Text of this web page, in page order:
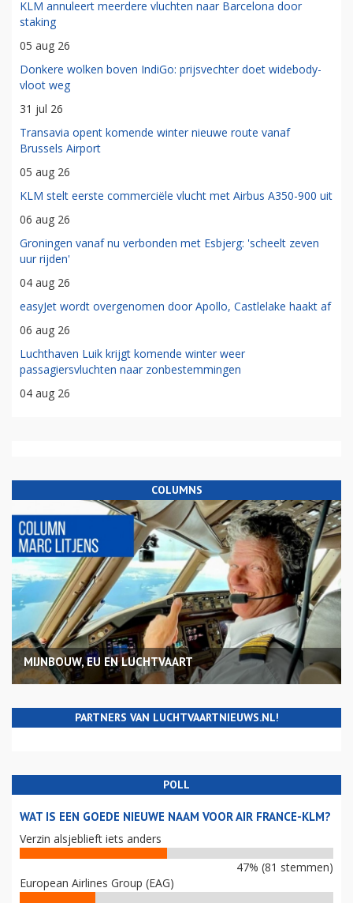
KLM annuleert meerdere vluchten naar Barcelona door
staking
05 aug 26
Donkere wolken boven IndiGo: prijsvechter doet widebody-
vloot weg
31 jul 26
Transavia opent komende winter nieuwe route vanaf
Brussels Airport
05 aug 26
KLM stelt eerste commerciële vlucht met Airbus A350-900 uit
06 aug 26
Groningen vanaf nu verbonden met Esbjerg: 'scheelt zeven
uur rijden'
04 aug 26
easyJet wordt overgenomen door Apollo, Castlelake haakt af
06 aug 26
Luchthaven Luik krijgt komende winter weer
passagiersvluchten naar zonbestemmingen
04 aug 26
COLUMNS
MIJNBOUW, EU EN LUCHTVAART
PARTNERS VAN LUCHTVAARTNIEUWS.NL!
POLL
WAT IS EEN GOEDE NIEUWE NAAM VOOR AIR FRANCE-KLM?
Verzin alsjeblieft iets anders
47% (81 stemmen)
European Airlines Group (EAG)